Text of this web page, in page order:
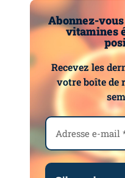
Abonnez-
vitamines
Recevez les
votre boîte de